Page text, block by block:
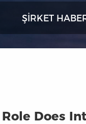
ŞIRKET
Does